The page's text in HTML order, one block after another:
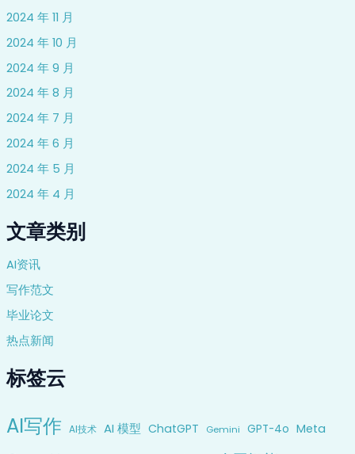
2024 年 11 月
2024 年 10 月
2024 年 9 月
2024 年 8 月
2024 年 7 月
2024 年 6 月
2024 年 5 月
2024 年 4 月
文章类别
AI资讯
写作范文
毕业论文
热点新闻
标签云
AI写作 AI技术 AI 模型 ChatGPT Gemini GPT-4o Meta